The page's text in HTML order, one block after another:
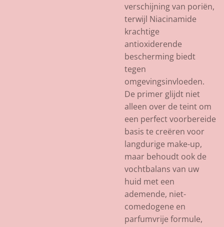
verschijning van poriën,
terwijl Niacinamide
krachtige
antioxiderende
bescherming biedt
tegen
omgevingsinvloeden.
De primer glijdt niet
alleen over de teint om
een ​​perfect voorbereide
basis te creëren voor
langdurige make-up,
maar behoudt ook de
vochtbalans van uw
huid met een
ademende, niet-
comedogene en
parfumvrije formule,